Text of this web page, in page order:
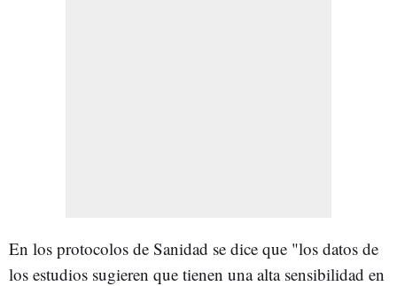
En los protocolos de Sanidad se dice que "los datos de
los estudios sugieren que tienen una alta sensibilidad en